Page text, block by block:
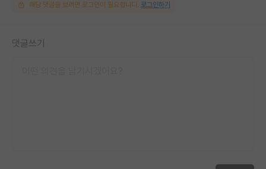
해당 댓글을 보려면 로그인이 필요합니다. 로그인하기
댓글쓰기